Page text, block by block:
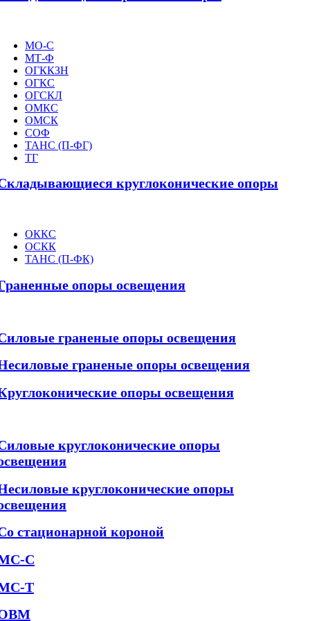
МО-С
МТ-Ф
ОГККЗН
ОГКС
ОГСКЛ
ОМКС
ОМСК
СОФ
ТАНС (П-ФГ)
ТГ
круглоконические опоры
ОККС
ОСКК
ТАНС (П-ФК)
опоры освещения
граненые опоры освещения
граненые опоры освещения
опоры освещения
круглоконические опоры
круглоконические опоры
стационарной короной
С
Т